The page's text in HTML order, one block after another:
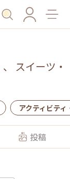
、 スイーツ・
アクティビティ
投稿